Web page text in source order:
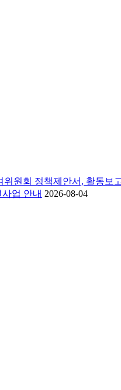
원회 정책제안서, 활동보
업 안내 2026-08-04